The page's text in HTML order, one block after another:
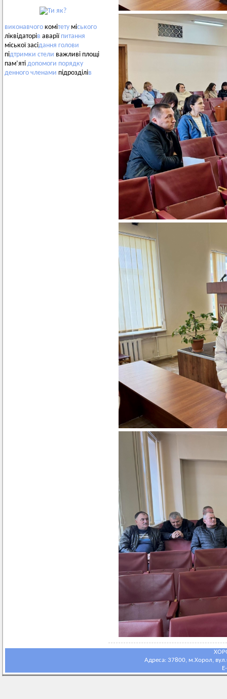
виконавчого комітету міського
ліквідаторів аварії питання
міської засідання голови
підтримки стели важливі площі
пам’яті допомоги порядку
денного членами підрозділів
Адреса: 37800, м.Хорол,